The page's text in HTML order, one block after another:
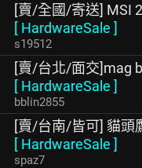
[賣/全國/寄送] MSI
[ HardwareSale ]
s19512
[賣/台北/面交]mag
[ HardwareSale ]
bblin2855
[賣/台南/皆可] 貓頭
[ HardwareSale ]
spaz7